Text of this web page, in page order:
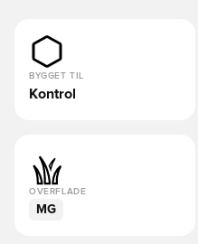
BYGGET TIL
Kontrol
OVERFLADE
MG